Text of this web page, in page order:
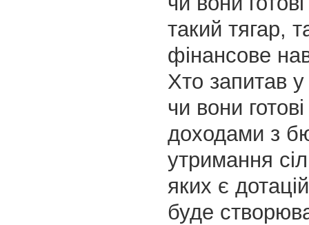
такий тягар,
фінансове
Хто запитав
чи вони
доходами з
утримання
яких є
буде